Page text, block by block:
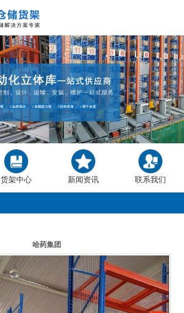
货架中心 新闻资讯 联系我们
哈药集团